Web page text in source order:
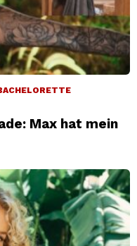
Max hat mein